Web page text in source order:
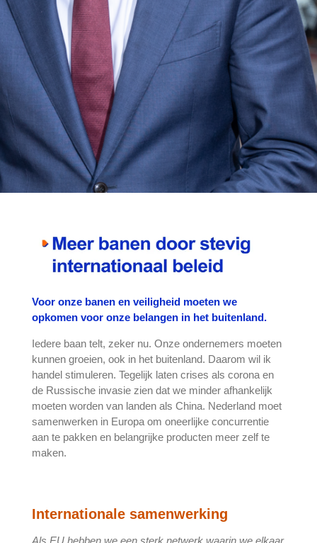
Voor onze banen en veiligheid moeten we
opkomen voor onze belangen in het buitenland.
Iedere baan telt, zeker nu. Onze ondernemers moeten
kunnen groeien, ook in het buitenland. Daarom wil ik
handel stimuleren. Tegelijk laten crises als corona en
de Russische invasie zien dat we minder afhankelijk
moeten worden van landen als China. Nederland moet
samenwerken in Europa om oneerlijke concurrentie
aan te pakken en belangrijke producten meer zelf te
maken.
Internationale samenwerking